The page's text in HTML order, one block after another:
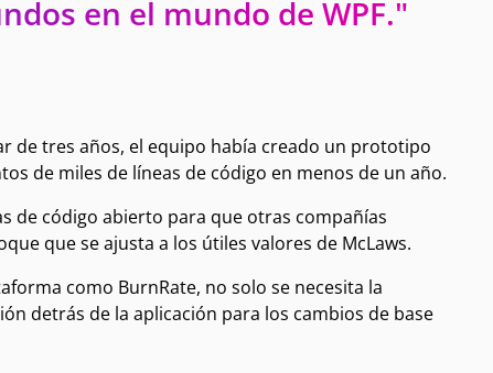
en el mundo de WPF."
de tres años, el equipo había creado un prototipo
de miles de líneas de código en menos de un año.
de código abierto para que otras compañías
que se ajusta a los útiles valores de McLaws.
como BurnRate, no solo se necesita la
detrás de la aplicación para los cambios de base